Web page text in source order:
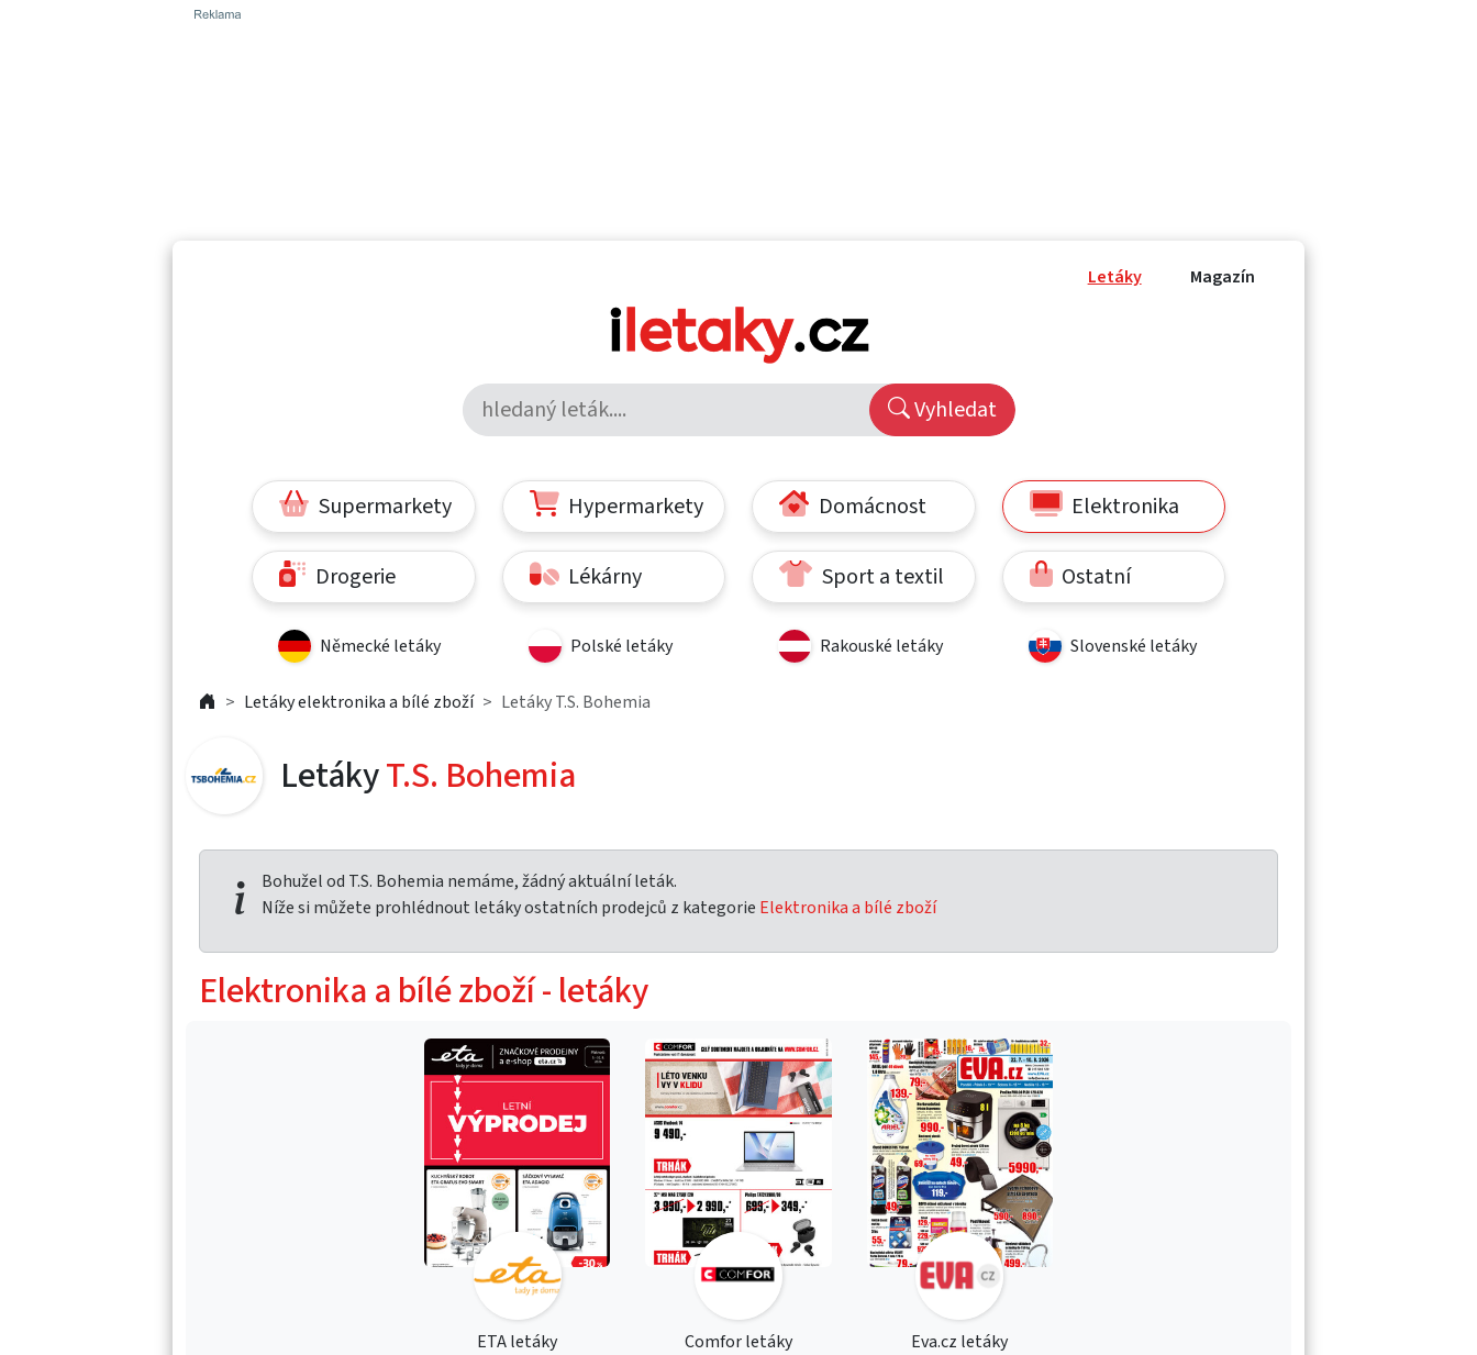
Letáky Magazín
Vyhledat
Supermarkety Hypermarkety Domácnost Elektronika
Drogerie Lékárny Sport a textil Ostatní
Německé letáky Polské letáky Rakouské letáky Slovenské letáky
Letáky elektronika a bílé zboží Letáky T.S. Bohemia
LetákyT.S. Bohemia
Bohužel od T.S. Bohemia nemáme, žádný aktuální leták.
Níže si můžete prohlédnout letáky ostatních prodejců z kategorie Elektronika a bílé zboží
Elektronika a bílé zboží - letáky
ETA letáky Comfor letáky Eva.cz letáky